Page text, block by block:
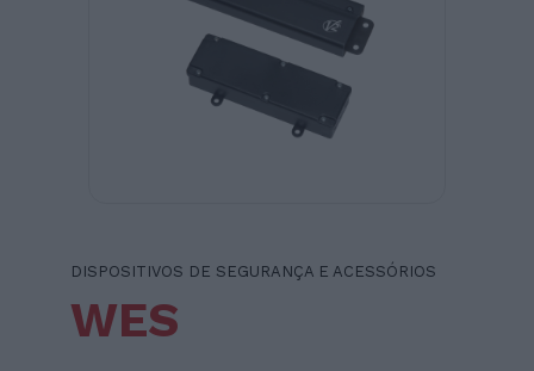
DISPOSITIVOS DE SEGURANÇA E ACESSÓRIOS
WES